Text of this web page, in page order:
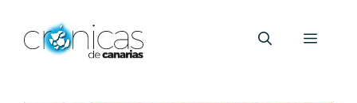
contenido
Menú